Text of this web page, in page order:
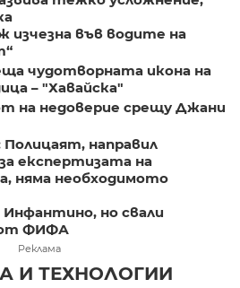
изчезна във водите на
чудотворната икона на
– "Хавайска"
на недоверие срещу Джани
Полицаят, направил
експертизата на
няма необходимото
но свали
от ФИФА
Реклама
И ТЕХНОЛОГИИ